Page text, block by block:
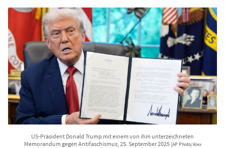
US-Präsident Donald Trump mit einem von ihm unterzeichneten
Memorandum gegen Antifaschismus, 25. September 2025 [AP Photo/Alex